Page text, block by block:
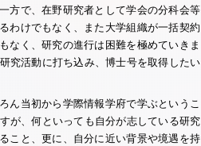
方で、在野研究者として学会の分科会等
わけでもなく、また大学組織が一括契約
なく、研究の進行は困難を極めていきま
究活動に打ち込み、博士号を取得したい
ん当初から学際情報学府で学ぶというこ
が、何といっても自分が志している研究
こと、更に、自分に近い背景や境遇を持